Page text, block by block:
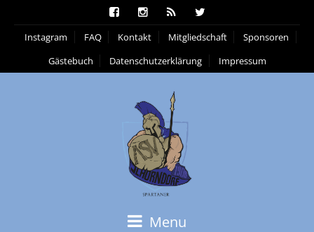
Instagram FAQ Kontakt Mitgliedschaft
Sponsoren
Gästebuch
Datenschutzerklärung Impressum
Menu